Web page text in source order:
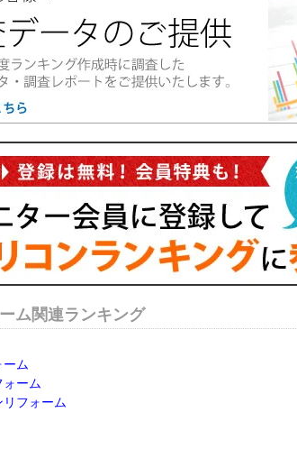
ム関連ランキング
ーム
ォーム
リフォーム